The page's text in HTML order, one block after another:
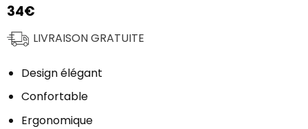
34€
LIVRAISON GRATUITE
Design élégant
Confortable
Ergonomique